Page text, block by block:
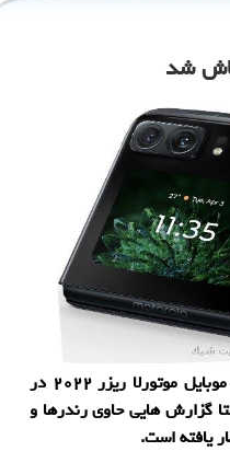
به گزارش سایت شیک، مقرر است موبایل موتورلا ریزر ۲۰۲۲ در
گزارش هایی حاوی رندرها و
یافته است.